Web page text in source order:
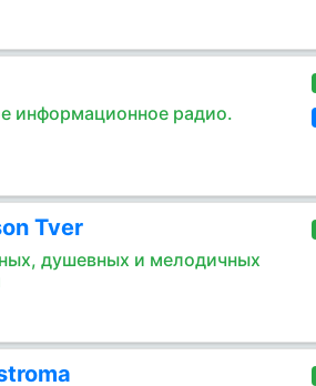
информационное радио.
Tver
душевных и мелодичных